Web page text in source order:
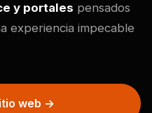
y portales pensados
experiencia impecable
web →